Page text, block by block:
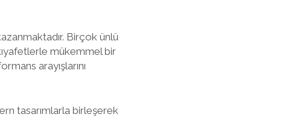
Birçok ünlü
mükemmel bir
arayışlarını
tasarımlarla birleşerek